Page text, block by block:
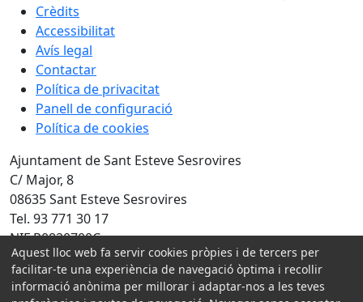
Crèdits
Accessibilitat
Avís legal
Contactar
Política de privacitat
Panell de configuració
Política de cookies
Ajuntament de Sant Esteve Sesrovires
C/ Major, 8
08635 Sant Esteve Sesrovires
Tel. 93 771 30 17
NIF P0820700C
Amb la col·laboració de:
Aquest lloc web fa servir cookies pròpies i de tercers per
facilitar-te una experiència de navegació òptima i recollir
informació anònima per millorar i adaptar-nos a les teves